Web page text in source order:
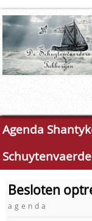
Agenda
Besloten
agenda